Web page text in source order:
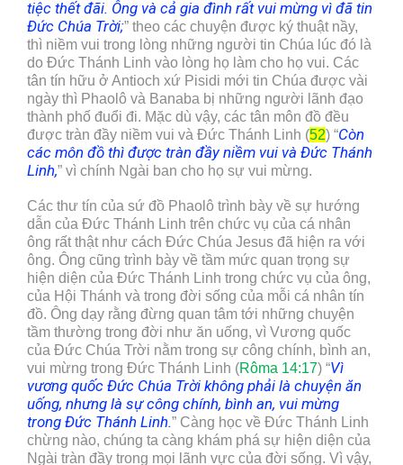
tiệc thết đãi. Ông và cả gia đình rất vui mừng vì đã tin
Đức Chúa Trời;” theo các chuyện được ký thuật nầy,
thì niềm vui trong lòng những người tin Chúa lúc đó là
do Đức Thánh Linh vào lòng họ làm cho họ vui. Các
tân tín hữu ở Antioch xứ Pisidi mới tin Chúa được vài
ngày thì Phaolô và Banaba bị những người lãnh đạo
thành phố đuổi đi. Mặc dù vậy, các tân môn đồ đều
được tràn đầy niềm vui và Đức Thánh Linh (52) “Còn
các môn đồ thì được tràn đầy niềm vui và Đức Thánh
Linh,” vì chính Ngài ban cho họ sự vui mừng.
Các thư tín của sứ đồ Phaolô trình bày về sự hướng
dẫn của Đức Thánh Linh trên chức vụ của cá nhân
ông rất thật như cách Đức Chúa Jesus đã hiện ra với
ông. Ông cũng trình bày về tầm mức quan trọng sự
hiện diện của Đức Thánh Linh trong chức vụ của ông,
của Hội Thánh và trong đời sống của mỗi cá nhân tín
đồ. Ông dạy rằng đừng quan tâm tới những chuyện
tầm thường trong đời như ăn uống, vì Vương quốc
của Đức Chúa Trời nằm trong sự công chính, bình an,
vui mừng trong Đức Thánh Linh (Rôma 14:17) “Vì
vương quốc Đức Chúa Trời không phải là chuyện ăn
uống, nhưng là sự công chính, bình an, vui mừng
trong Đức Thánh Linh.” Càng học về Đức Thánh Linh
chừng nào, chúng ta càng khám phá sự hiện diện của
Ngài tràn đầy trong mọi lãnh vực của đời sống. Vì vậy,